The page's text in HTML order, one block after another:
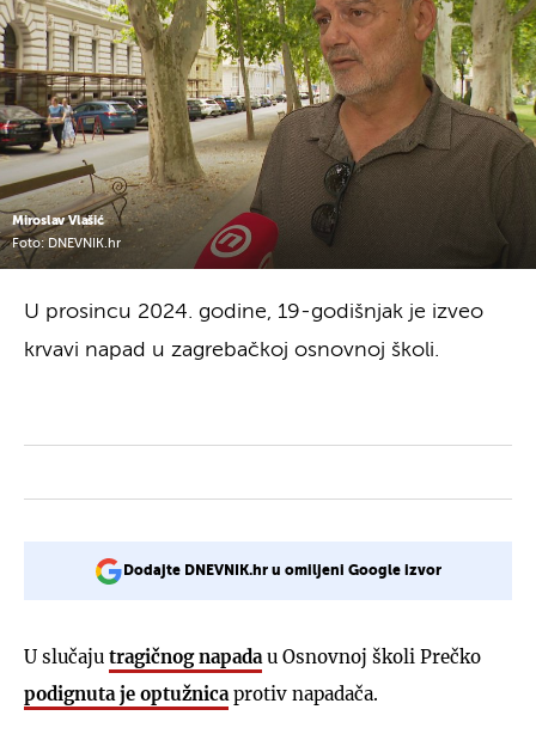
Miroslav Vlašić
Foto: DNEVNIK.hr
U prosincu 2024. godine, 19-godišnjak je izveo
krvavi napad u zagrebačkoj osnovnoj školi.
Dodajte DNEVNIK.hr u omiljeni Google izvor
U slučaju tragičnog napada u Osnovnoj školi Prečko
podignuta je optužnica protiv napadača.